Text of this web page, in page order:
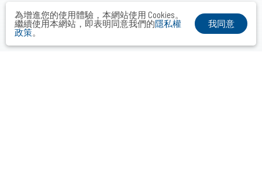
為增進您的使用體驗，本網站使用 Cookies。
繼續使用本網站，即表明同意我們的隱私權
政策。
我同意